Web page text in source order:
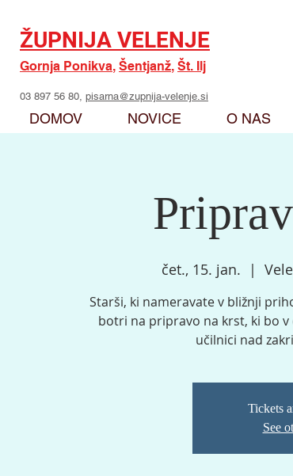
ŽUPNIJA VELENJE
Gornja Ponikva, Šentjanž, Št. Ilj
03 897 56 80, pisarna@zupnija-velenje.si
DOMOV NOVICE O NAS
čet., 15. jan.
  |
Starši, ki nameravate v bližnji
botri na pripravo na krst, ki bo
učilnici nad
Tickets
See